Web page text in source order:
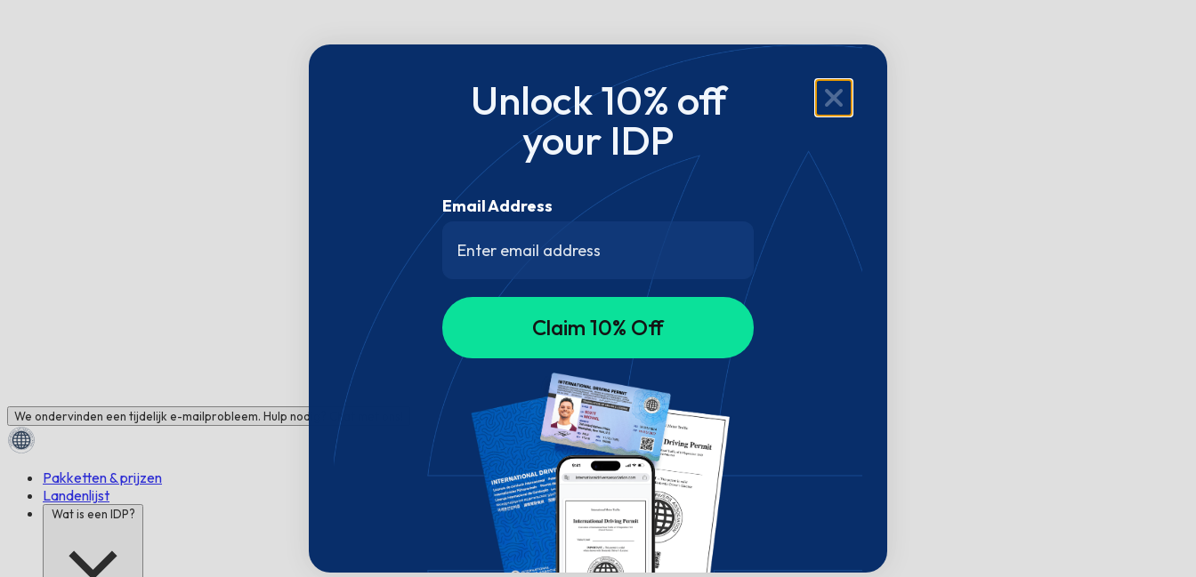
We ondervinden een tijdelijk e-mailprobleem. Hulp nodig? Chat met ons!
Pakketten & prijzen
Landenlijst
Wat is een IDP?
Unlock 10% off
your IDP
Email Address
Claim 10% Off